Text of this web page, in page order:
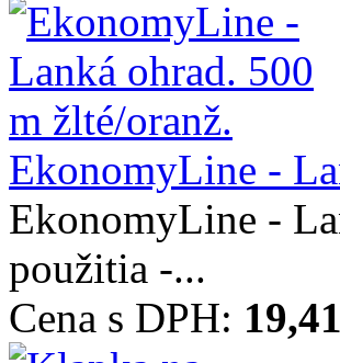
EkonomyLine -
EkonomyLine -
použitia -...
Cena s DPH: